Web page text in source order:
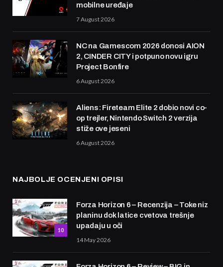
mobilne uređaje
7 August 2026
NC na Gamescom 2026 donosi AION
2, CINDER CITY i potpuno novu igru
Project Bonfire
6 August 2026
Aliens: Fireteam Elite 2 dobio novi co-
op trejler, Nintendo Switch 2 verzija
stiže ove jeseni
6 August 2026
NAJBOLJE OCENJENI OPISI
10
Forza Horizon 6 – Recenzija – Toke niz
planinu dok latice cvetova trešnje
upadaju u oči
14 May 2026